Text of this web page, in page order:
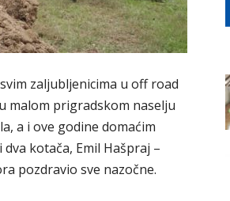
zaljubljenicima u off road
malom prigradskom naselju
a i ove godine domaćim
kotača, Emil Hašpraj –
pozdravio sve nazočne.